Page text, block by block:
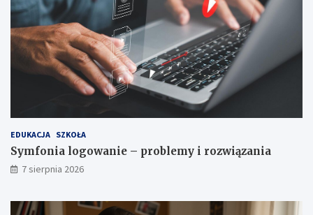
EDUKACJA SZKOŁA
Symfonia logowanie – problemy i rozwiązania
7 sierpnia 2026